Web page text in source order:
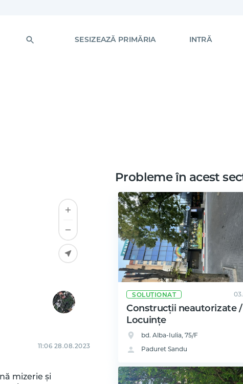
SESIZEAZĂ PRIMĂRIA INTRĂ
11:06 28.08.2023
mizerie și
Probleme în acest
SOLUȚIONAT
Construcții neautorizate /
Locuințe
bd. Alba-Iulia, 75/F
Paduret Sandu